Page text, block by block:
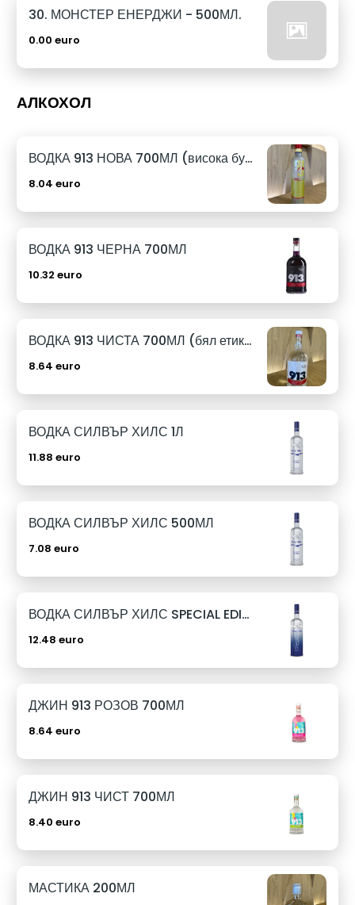
30. МОНСТЕР ЕНЕРДЖИ - 500МЛ.
0.00 euro
АЛКОХОЛ
ВОДКА 913 НОВА 700МЛ (висока бутилка)
8.04 euro
ВОДКА 913 ЧЕРНА 700МЛ
10.32 euro
ВОДКА 913 ЧИСТА 700МЛ (бял етикет)
8.64 euro
ВОДКА СИЛВЪР ХИЛС 1Л
11.88 euro
ВОДКА СИЛВЪР ХИЛС 500МЛ
7.08 euro
ВОДКА СИЛВЪР ХИЛС SPECIAL EDITION 1Л
12.48 euro
ДЖИН 913 РОЗОВ 700МЛ
8.64 euro
ДЖИН 913 ЧИСТ 700МЛ
8.40 euro
МАСТИКА 200МЛ